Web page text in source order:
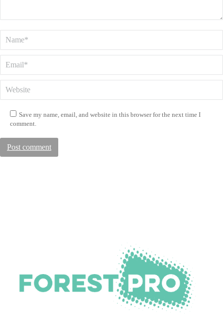
Save my name, email, and website in this browser for the next time I
comment.
Post comment